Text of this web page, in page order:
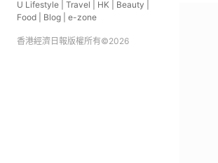
U Lifestyle Travel HK Beauty
Food
Blog e-zone
香港經濟日報版權所有©2026